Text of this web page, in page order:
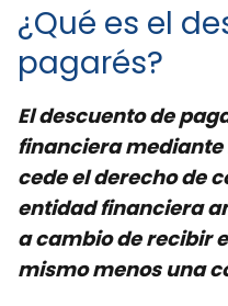
¿Qué es el
pagarés?
El descuento de
financiera
cede el derecho de
entidad financiera
a cambio de recibir
mismo menos una